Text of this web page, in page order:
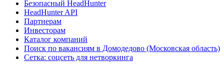
Безопасный HeadHunter
HeadHunter API
Партнерам
Инвесторам
Каталог компаний
Поиск по вакансиям в Домодедово (Московская область)
Сетка: соцсеть для нетворкинга